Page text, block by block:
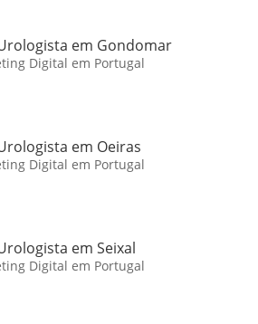
em Gondomar
Digital em Portugal
em Oeiras
Digital em Portugal
em Seixal
Digital em Portugal